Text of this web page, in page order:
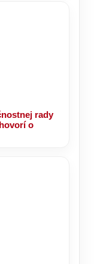
rady
o